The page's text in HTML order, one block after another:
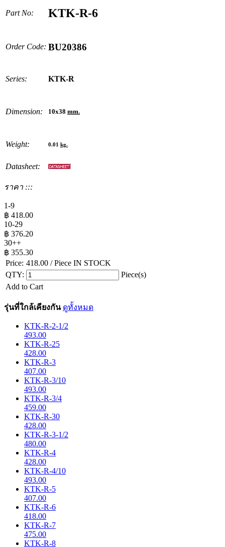
Part No: KTK-R-6
Order Code: BU20386
Series: KTK-R
Dimension: 10x38 mm.
Weight: 0.01 kg.
Datasheet:
ราคา :::
1-9
฿ 418.00
10-29
฿ 376.20
30++
฿ 355.30
Price: 418.00 / Piece IN STOCK
QTY:
Piece(s)
Add to Cart
รุ่นที่ใกล้เคียงกัน ดูทั้งหมด
KTK-R-2-1/2
493.00
KTK-R-25
428.00
KTK-R-3
407.00
KTK-R-3/10
493.00
KTK-R-3/4
459.00
KTK-R-30
428.00
KTK-R-3-1/2
480.00
KTK-R-4
428.00
KTK-R-4/10
493.00
KTK-R-5
407.00
KTK-R-6
418.00
KTK-R-7
475.00
KTK-R-8